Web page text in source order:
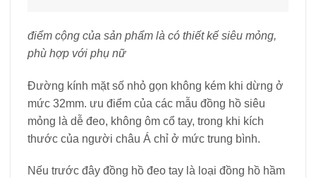
điểm cộng của sản phẩm là có thiết kế siêu mỏng,
phù hợp với phụ nữ
Đường kính mặt số nhỏ gọn không kém khi dừng ở
mức 32mm. ưu điểm của các mẫu đồng hồ siêu
mỏng là dễ đeo, không ôm cổ tay, trong khi kích
thước của người châu Á chỉ ở mức trung bình.
Nếu trước đây đồng hồ đeo tay là loại đồng hồ hầm